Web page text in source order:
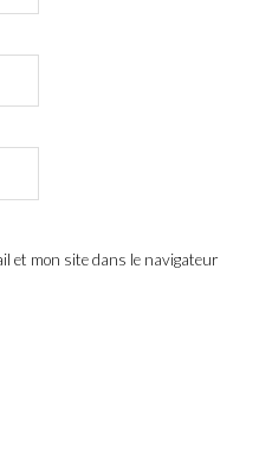
et mon site dans le navigateur